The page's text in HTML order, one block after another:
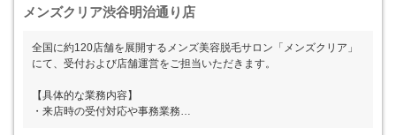
メンズクリア渋谷明治通り店
全国に約120店舗を展開するメンズ美容脱毛サロン「メンズクリア」
にて、受付および店舗運営をご担当いただきます。
【具体的な業務内容】
・来店時の受付対応や事務業務